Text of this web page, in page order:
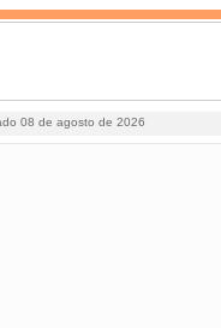
08 de agosto de 2026